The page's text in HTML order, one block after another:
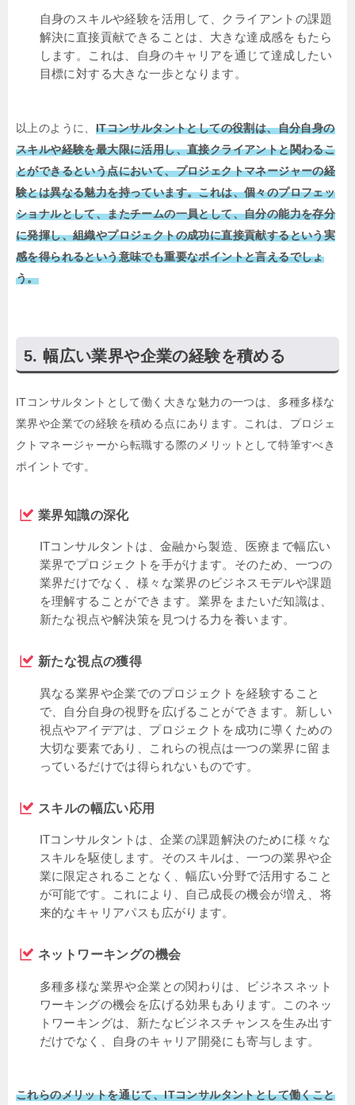
自身のスキルや経験を活用して、クライアントの課題
解決に直接貢献できることは、大きな達成感をもたら
します。これは、自身のキャリアを通じて達成したい
目標に対する大きな一歩となります。
以上のように、 ITコンサルタントとしての役割は、自分自身の
スキルや経験を最大限に活用し、直接クライアントと関わるこ
とができるという点において、プロジェクトマネージャーの経
験とは異なる魅力を持っています。これは、個々のプロフェッ
ショナルとして、またチームの一員として、自分の能力を存分
に発揮し、組織やプロジェクトの成功に直接貢献するという実
感を得られるという意味でも重要なポイントと言えるでしょ
う。
幅広い業界や企業の経験を積める
ITコンサルタントとして働く大きな魅力の一つは、多種多様な
業界や企業での経験を積める点にあります。これは、プロジェ
クトマネージャーから転職する際のメリットとして特筆すべき
ポイントです。
業界知識の深化
ITコンサルタントは、金融から製造、医療まで幅広い
業界でプロジェクトを手がけます。そのため、一つの
業界だけでなく、様々な業界のビジネスモデルや課題
を理解することができます。業界をまたいだ知識は、
新たな視点や解決策を見つける力を養います。
新たな視点の獲得
異なる業界や企業でのプロジェクトを経験すること
で、自分自身の視野を広げることができます。新しい
視点やアイデアは、プロジェクトを成功に導くための
大切な要素であり、これらの視点は一つの業界に留ま
っているだけでは得られないものです。
スキルの幅広い応用
ITコンサルタントは、企業の課題解決のために様々な
スキルを駆使します。そのスキルは、一つの業界や企
業に限定されることなく、幅広い分野で活用すること
が可能です。これにより、自己成長の機会が増え、将
来的なキャリアパスも広がります。
ネットワーキングの機会
多種多様な業界や企業との関わりは、ビジネスネット
ワーキングの機会を広げる効果もあります。このネッ
トワーキングは、新たなビジネスチャンスを生み出す
だけでなく、自身のキャリア開発にも寄与します。
これらのメリットを通じて、ITコンサルタントとして働くこと